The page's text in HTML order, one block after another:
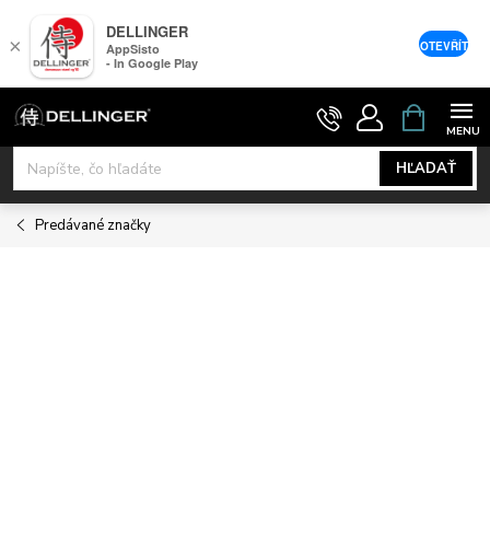
Prejsť
na
obsah
HĽADAŤ
NÁKUPNÝ
KOŠÍK
Predávané značky
×
DELLINGER
AppSisto
- In Google Play
OTEVŘÍT